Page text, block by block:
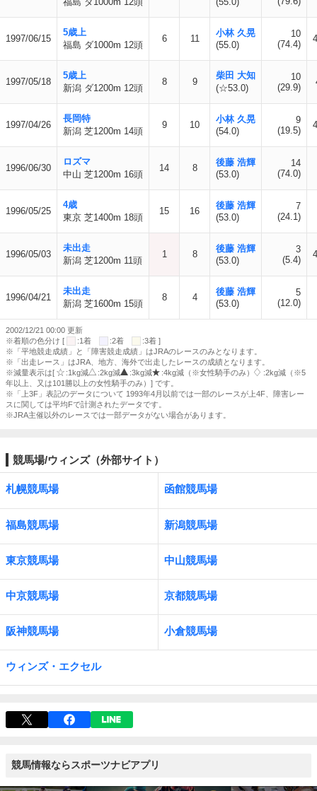
1997/06/15
5歳上
福島 ダ1000m 12頭
6 11
小林 久晃
(55.0)
10
(74.4)
1997/05/18
5歳上
新潟 ダ1200m 12頭
8 9
柴田 大知
(☆53.0)
10
(29.9)
1997/04/26
長岡特
新潟 芝1200m 14頭
9 10
小林 久晃
(54.0)
9
(19.5)
1996/06/30
ロズマ
中山 芝1200m 16頭
14 8
後藤 浩輝
(53.0)
14
(74.0)
1996/05/25
4歳
東京 芝1400m 18頭
15 16
後藤 浩輝
(53.0)
7
(24.1)
1996/05/03
未出走
新潟 芝1200m 11頭
1 8
後藤 浩輝
(53.0)
3
(5.4)
1996/04/21
未出走
新潟 芝1600m 15頭
8 4
後藤 浩輝
(53.0)
5
(12.0)
2002/12/21 00:00 更新
※着順の色分け [
:1着 :2着
:3着 ]
※「平地競走成績」と「障害競走成績」はJRAのレースのみとなります。
※「出走レース」はJRA、地方、海外で出走したレースの成績となります。
※減量表示は[
:1kg減 :2kg減 :3kg減 :4kg減（※女性騎手のみ）
:2kg減（※5
年以上、又は101勝以上の女性騎手のみ）] です。
※「上3F」表記のデータについて 1993年4月以前では一部のレースが上4F、障害レー
スに関しては平均Fで計測されたデータです。
※JRA主催以外のレースでは一部データがない場合があります。
競馬場/ウィンズ（外部サイト）
札幌競馬場 函館競馬場
福島競馬場 新潟競馬場
東京競馬場 中山競馬場
中京競馬場 京都競馬場
阪神競馬場 小倉競馬場
ウィンズ・エクセル
競馬情報ならスポーツナビアプリ